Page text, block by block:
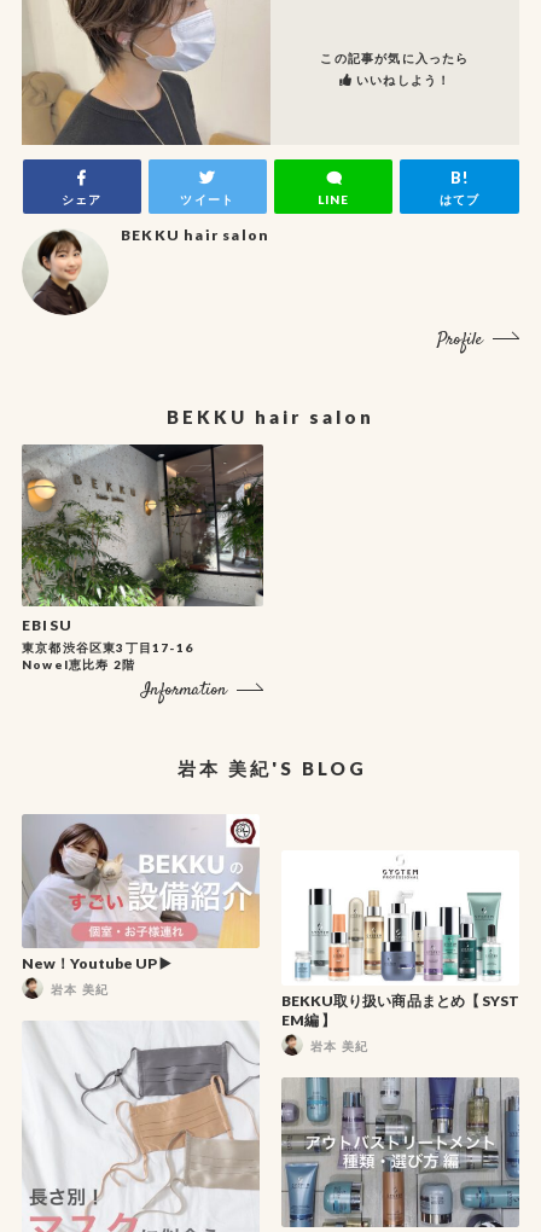
この記事が気に入ったら
いいねしよう！
シェア ツイート LINE はてブ
BEKKU hair salon
Profile
BEKKU hair salon
EBISU
東京都渋谷区東3丁目17-16
Nowel恵比寿 2階
Information
岩本 美紀'S BLOG
New！Youtube UP ▶️
岩本 美紀
BEKKU取り扱い商品まとめ【 SYST
EM編 】
岩本 美紀